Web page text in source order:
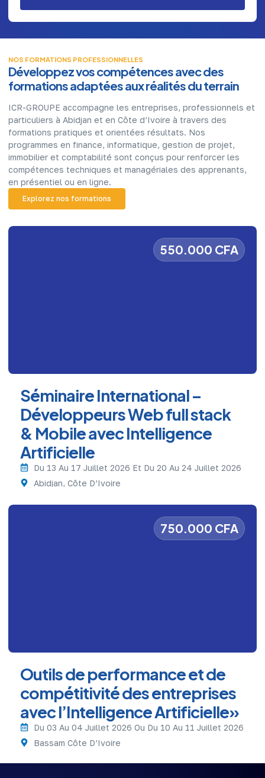
NOS FORMATIONS PROFESSIONNELLES
Développez vos compétences avec des
formations adaptées aux réalités du terrain
ICR-GROUPE accompagne les entreprises, professionnels et
particuliers à Abidjan et en Côte d’Ivoire à travers des
formations pratiques et orientées résultats. Nos
programmes en finance, informatique, gestion de projet,
immobilier et comptabilité sont conçus pour renforcer les
compétences techniques et managériales des apprenants,
en présentiel ou en ligne.
Explorez nos formations
550.000 CFA
Séminaire International –
Développeurs Web full stack
& Mobile avec Intelligence
Artificielle
Du 13 Au 17 Juillet 2026 Et Du 20 Au 24 Juillet 2026
Abidjan, Côte D’Ivoire
750.000 CFA
Outils de performance et de
compétitivité des entreprises
avec l’Intelligence Artificielle»
Du 03 Au 04 Juillet 2026 Ou Du 10 Au 11 Juillet 2026
Bassam Côte D’Ivoire